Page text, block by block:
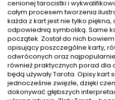
następny poziom
świadomości oraz
odnajdziesz uwolnienie.
Pomogą Ci w tym liczne,
wypróbowane przez
Autorkę,...
cenionej tarocistki i
całym procesem tworzenia
każda z kart jest nie tylko
odpowiednią symboliką. Same
początek. Został do nich
opisujący poszczególne karty,
odwróconych oraz
również praktycznych porad dla
będą używały Tarota. Opisy kart
jednocześnie zwięzłe, dzięki
dokonywać głębszych